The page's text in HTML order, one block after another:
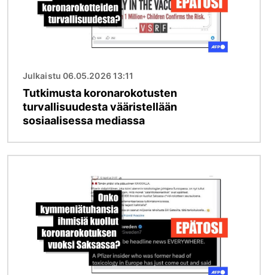
Julkaistu 06.05.2026 13:11
Tutkimusta koronarokotusten
turvallisuudesta vääristellään
sosiaalisessa mediassa